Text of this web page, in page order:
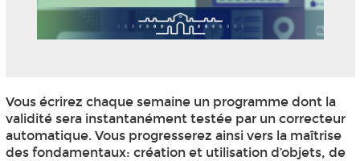
Vous écrirez chaque semaine un programme dont la
validité sera instantanément testée par un correcteur
automatique. Vous progresserez ainsi vers la maîtrise
des fondamentaux: création et utilisation d’objets, de